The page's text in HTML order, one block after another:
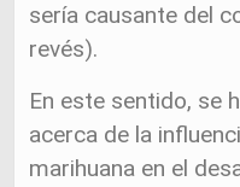
sería causante del
revés).
En este sentido, se
acerca de la
marihuana en el